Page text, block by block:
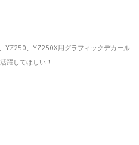
YZ250、YZ250X用グラフィックデカール
躍してほしい！